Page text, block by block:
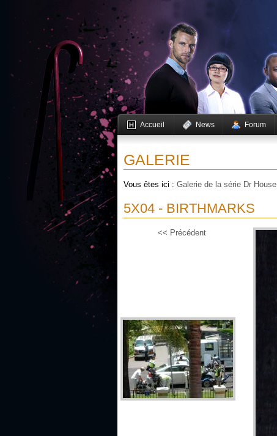
Accueil News Forum
GALERIE
Vous êtes ici : Galerie de la série Dr House
5X04 - BIRTHMARKS
<< Précédent